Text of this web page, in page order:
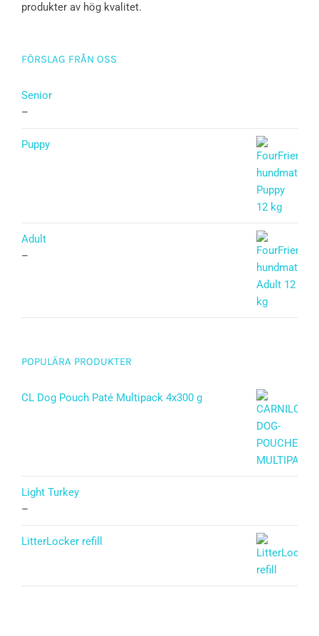
produkter av hög kvalitet.
FÖRSLAG FRÅN OSS
Senior
–
Puppy
Adult
–
POPULÄRA PRODUKTER
CL Dog Pouch Paté Multipack 4x300 g
Light Turkey
–
LitterLocker refill